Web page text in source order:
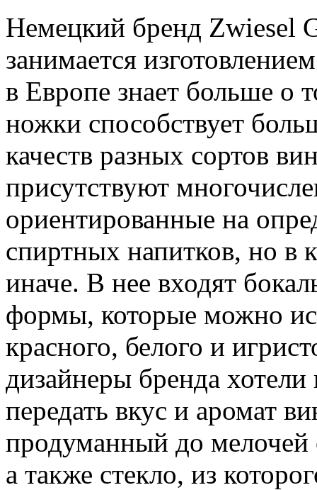
Немецкий бренд Zwiesel
занимается
в Европе знает больше о
ножки способствует
качеств разных сортов
присутствуют
ориентированные на
спиртных напитков, но в
иначе. В нее входят
формы, которые можно
красного, белого и
дизайнеры бренда
передать вкус и аромат
продуманный до мелочей
а также стекло, из